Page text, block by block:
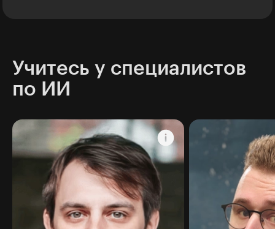
Учитесь у специалистов
по ИИ